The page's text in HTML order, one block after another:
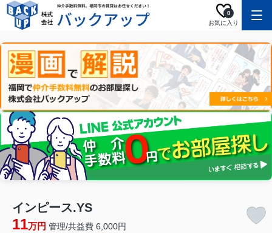
お気に入り
0
インピース.YS
11万円 管理/共益費 6,000円